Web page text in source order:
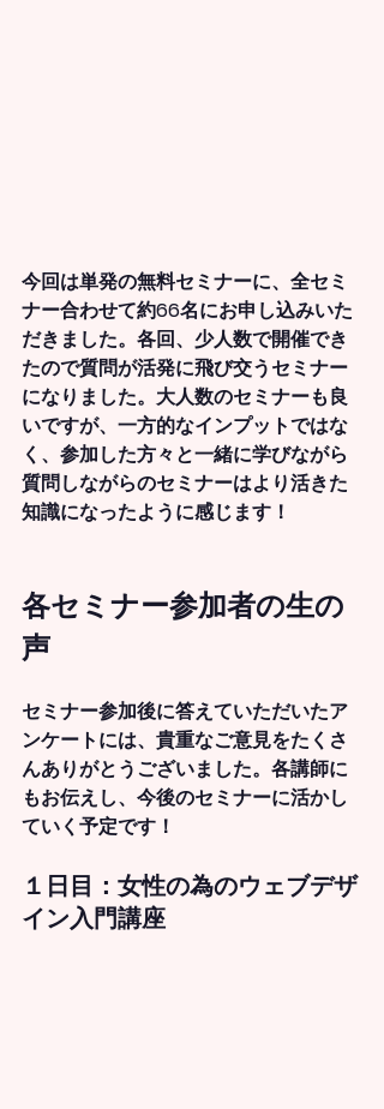
今回は単発の無料セミナーに、全セミ
ナー合わせて約66名にお申し込みいた
だきました。各回、少人数で開催でき
たので質問が活発に飛び交うセミナー
になりました。大人数のセミナーも良
いですが、一方的なインプットではな
く、参加した方々と一緒に学びながら
質問しながらのセミナーはより活きた
知識になったように感じます！
各セミナー参加者の生の
声
セミナー参加後に答えていただいたア
ンケートには、貴重なご意見をたくさ
んありがとうございました。各講師に
もお伝えし、今後のセミナーに活かし
ていく予定です！
１日目： 女性の為のウェブデザ
イン入門講座